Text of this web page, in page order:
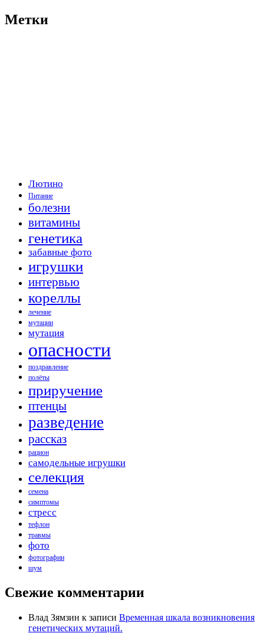
Метки
Лютино
Питание
болезни
витамины
генетика
забавные фото
игрушки
интервью
кореллы
лечение
мутации
мутация
опасности
поздравление
полёты
приручение
птенцы
разведение
рассказ
рацион
самодельные игрушки
селекция
семена
симптомы
стресс
тефлон
травмы
фото
фотографии
шум
Свежие комментарии
Влад Зямзин к записи Временная шкала возникновения
генетических мутаций.